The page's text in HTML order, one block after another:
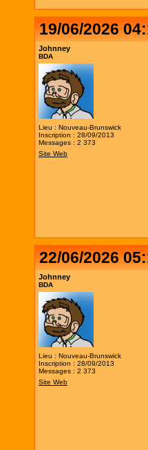
19/06/2026
Johnney
BDA
Lieu : Nouveau-Brunswick
Inscription : 28/09/2013
Messages : 2 373
Site Web
22/06/2026
Johnney
BDA
Lieu : Nouveau-Brunswick
Inscription : 28/09/2013
Messages : 2 373
Site Web